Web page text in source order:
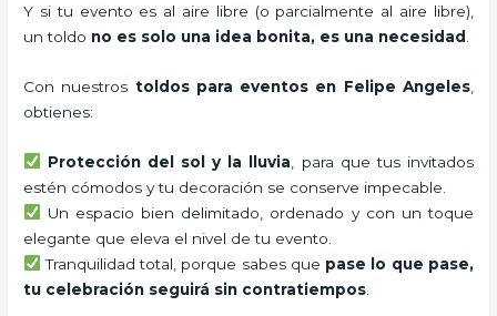
Y si tu evento es al aire libre (o parcialmente al aire libre),
un toldo no es solo una idea bonita, es una necesidad
Con nuestros toldos para eventos en Felipe Angeles,
obtienes:
Protección del sol y la lluvia , para que tus invitados
estén cómodos y tu decoración se conserve impecable.
Un espacio bien delimitado, ordenado y con un toque
elegante que eleva el nivel de tu evento.
Tranquilidad total, porque sabes que pase lo que pase,
tu celebración seguirá sin contratiempos